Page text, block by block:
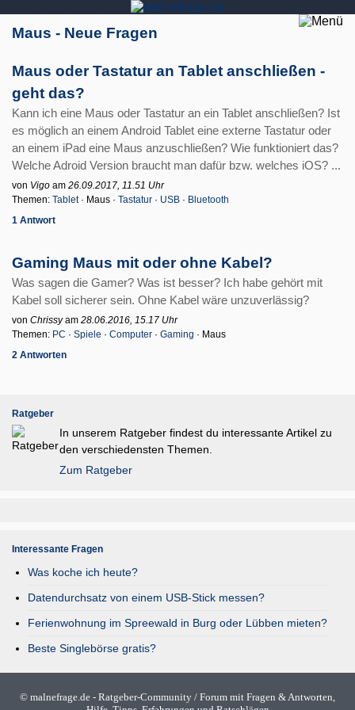
Maus - Neue Fragen
Maus oder Tastatur an Tablet anschließen -
geht das?
Kann ich eine Maus oder Tastatur an ein Tablet anschließen? Ist
es möglich an einem Android Tablet eine externe Tastatur oder
an einem iPad eine Maus anzuschließen? Wie funktioniert das?
Welche Adroid Version braucht man dafür bzw. welches iOS? ...
von Vigo am 26.09.2017, 11.51 Uhr
Themen: Tablet· Maus · Tastatur · USB · Bluetooth
1 Antwort
Gaming Maus mit oder ohne Kabel?
Was sagen die Gamer? Was ist besser? Ich habe gehört mit
Kabel soll sicherer sein. Ohne Kabel wäre unzuverlässig?
von Chrissyam 28.06.2016, 15.17 Uhr
Themen: PC · Spiele · Computer · Gaming · Maus
2 Antworten
Ratgeber
In unserem Ratgeber findest du interessante Artikel zu
den verschiedensten Themen.
Zum Ratgeber
Interessante Fragen
Was koche ich heute?
Datendurchsatz von einem USB-Stick messen?
Ferienwohnung im Spreewald in Burg oder Lübben mieten?
Beste Singlebörse gratis?
© malnefrage.de - Ratgeber-Community / Forum mit Fragen & Antworten,